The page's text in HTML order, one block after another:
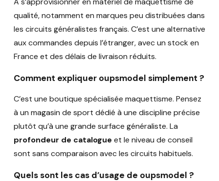
qualité, notamment en marques peu distribuées dans
les circuits généralistes français. C’est une alternative
aux commandes depuis l’étranger, avec un stock en
France et des délais de livraison réduits.
Comment expliquer oupsmodel simplement ?
C’est une boutique spécialisée maquettisme. Pensez
à un magasin de sport dédié à une discipline précise
plutôt qu’à une grande surface généraliste. La
profondeur de catalogue et le niveau de conseil
sont sans comparaison avec les circuits habituels.
Quels sont les cas d’usage de oupsmodel ?